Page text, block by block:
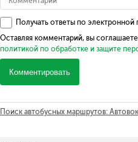
Получать ответы по электронной
Оставляя комментарий, вы
политикой по обработке и защите
Комментировать
Поиск автобусных маршрутов: